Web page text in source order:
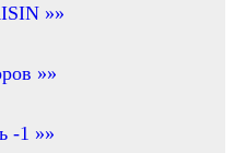
»»
»»
-1 »»